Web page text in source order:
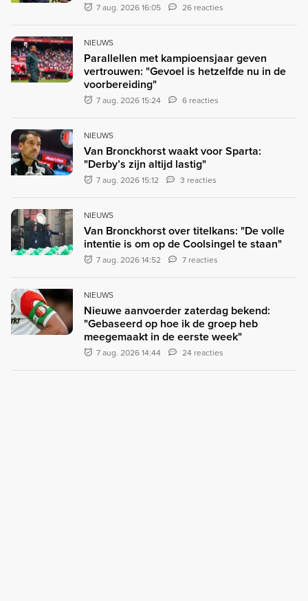
7 aug. 2026 16:05 26 reacties
NIEUWS
Parallellen met kampioensjaar geven
vertrouwen: "Gevoel is hetzelfde nu in de
voorbereiding"
7 aug. 2026 15:24 6 reacties
NIEUWS
Van Bronckhorst waakt voor Sparta:
"Derby’s zijn altijd lastig"
7 aug. 2026 15:12 3 reacties
NIEUWS
Van Bronckhorst over titelkans: "De volle
intentie is om op de Coolsingel te staan"
7 aug. 2026 14:52 7 reacties
NIEUWS
Nieuwe aanvoerder zaterdag bekend:
"Gebaseerd op hoe ik de groep heb
meegemaakt in de eerste week"
7 aug. 2026 14:44 24 reacties